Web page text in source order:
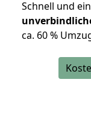
Schnell und
ca. 60 %